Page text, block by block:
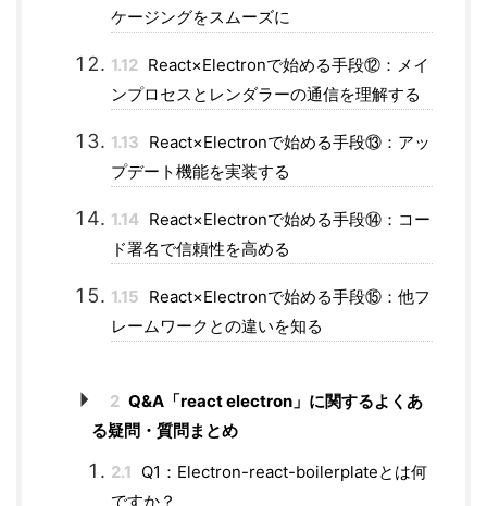
ケージングをスムーズに
1.12 React×Electronで始める手段⑫：メイ
ンプロセスとレンダラーの通信を理解する
1.13 React×Electronで始める手段⑬：アッ
プデート機能を実装する
1.14 React×Electronで始める手段⑭：コー
ド署名で信頼性を高める
1.15 React×Electronで始める手段⑮：他フ
レームワークとの違いを知る
2 Q&A「react electron」に関するよくあ
る疑問・質問まとめ
2.1 Q1：Electron-react-boilerplateとは何
ですか？